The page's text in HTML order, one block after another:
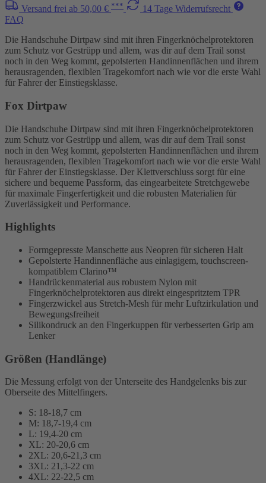
Versand frei ab 50,00 € ***
14 Tage Widerrufsrecht
FAQ
Die Handschuhe Dirtpaw sind mit ihren Fingerknöchelprotektoren
zum Schutz vor Gestrüpp und allem, was dir auf dem Trail sonst
noch in den Weg kommt, gepolsterten Handinnenflächen und ihrem
herausragenden, flexiblen Tragekomfort nach wie vor die erste Wahl
für Fahrer der Einstiegsklasse.
Fox Dirtpaw
Die Handschuhe Dirtpaw sind mit ihren Fingerknöchelprotektoren
zum Schutz vor Gestrüpp und allem, was dir auf dem Trail sonst
noch in den Weg kommt, gepolsterten Handinnenflächen und ihrem
herausragenden, flexiblen Tragekomfort nach wie vor die erste Wahl
für Fahrer der Einstiegsklasse. Der Klettverschluss sorgt für eine
sichere und bequeme Passform, das eingearbeitete Stretchgewebe
für maximale Fingerfertigkeit und die robusten Materialien für
Zuverlässigkeit und Performance.
Highlights
Formgepresste Manschette aus Neopren für sicheren Halt
Gepolsterte Handinnenfläche aus einlagigem, touchscreen-
kompatiblem Clarino™
Handrückenmaterial aus robustem Nylon mit
Fingerknöchelprotektoren aus direkt eingespritztem TPR
Fingerzwickel aus Stretch-Mesh für mehr Luftzirkulation und
Bewegungsfreiheit
Silikondruck an den Fingerkuppen für verbesserten Grip am
Lenker
Größen (Handlänge)
Die Messung erfolgt von der Unterseite des Handgelenks bis zur
Oberseite des Mittelfingers.
S: 18-18,7 cm
M: 18,7-19,4 cm
L: 19,4-20 cm
XL: 20-20,6 cm
2XL: 20,6-21,3 cm
3XL: 21,3-22 cm
4XL: 22-22,5 cm